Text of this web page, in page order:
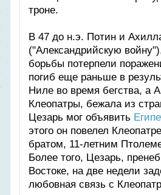
троне.
В 47 до н.э. Потин и
("Александрийскую
борьбы потерпели
погиб еще раньше в
Ниле во время бегства, а
Клеопатры, бежала из
Цезарь мог объявить
этого он повелел
братом, 11-летним
Более того, Цезарь,
Востоке, на две недели
любовная связь с